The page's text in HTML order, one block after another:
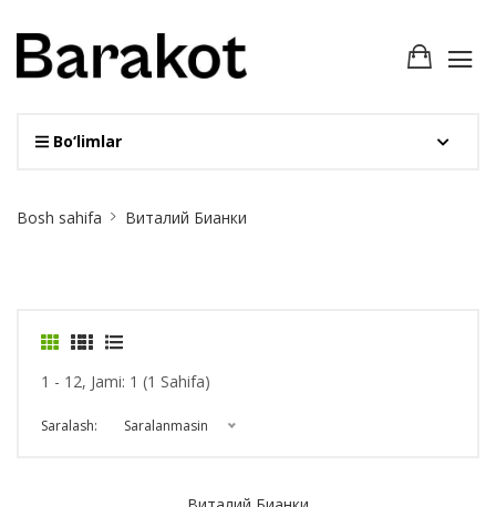
Bo‘limlar
Breadcrumb
Bosh sahifa Виталий Бианки
1 - 12, Jami: 1 (1 Sahifa)
Saralash: Saralanmasin